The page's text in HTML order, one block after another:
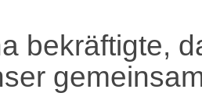
bekräftigte,